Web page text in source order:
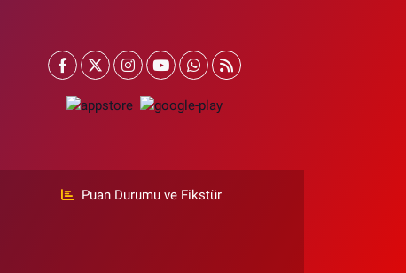
Puan Durumu ve Fikstür